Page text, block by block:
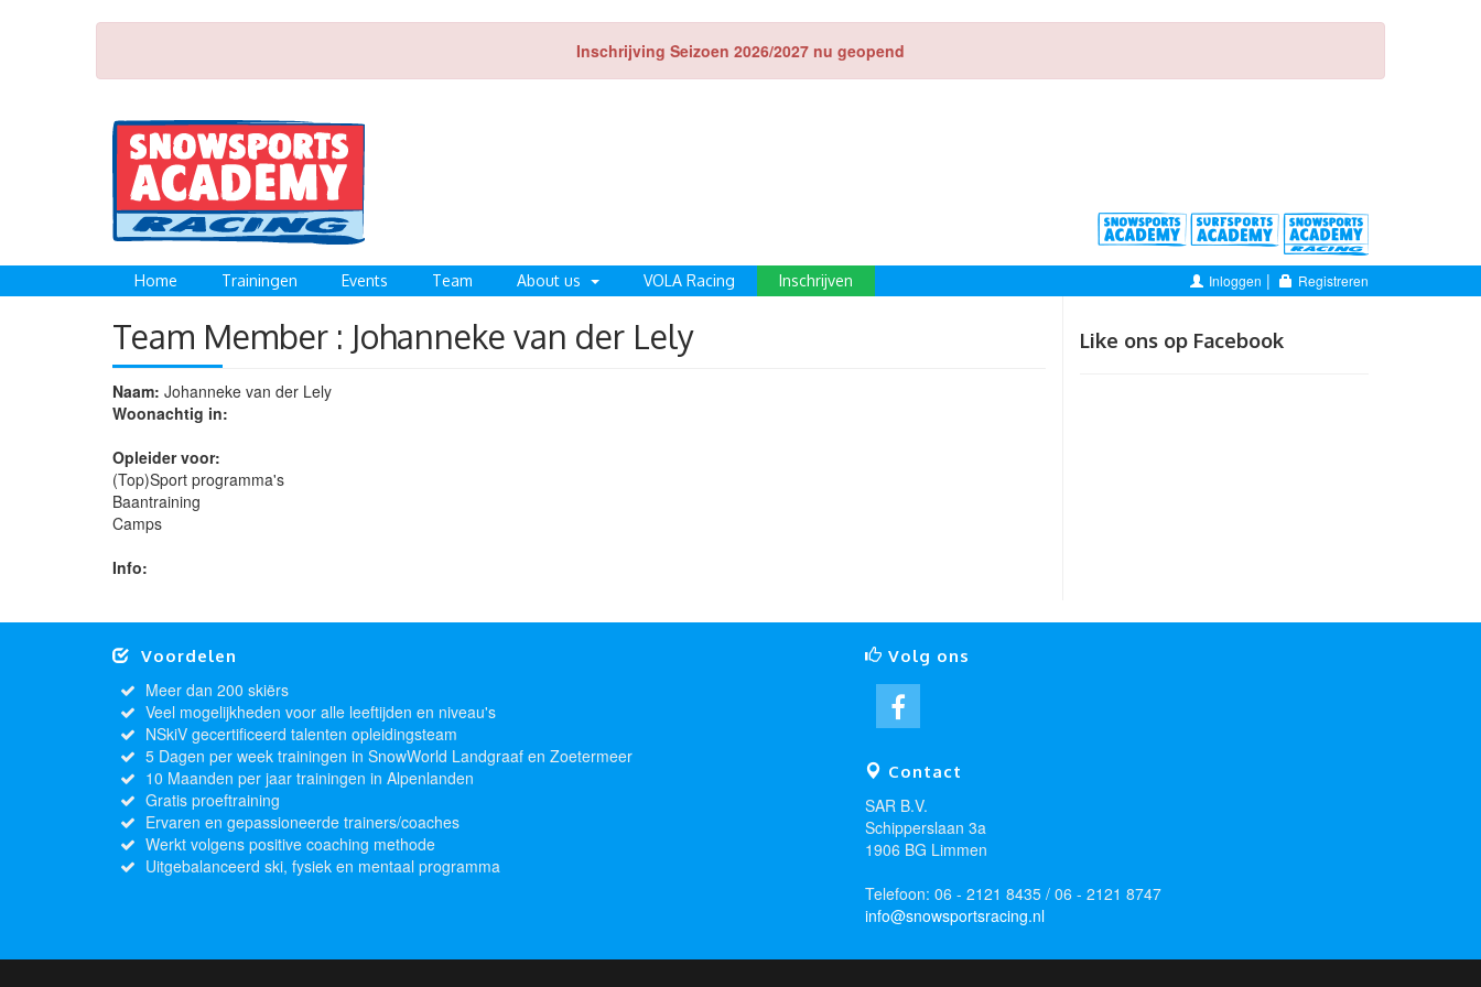
Inschrijving Seizoen 2026/2027 nu geopend
Home Trainingen Events Team About us VOLA Racing Inschrijven Inloggen | Registreren
Team Member : Johanneke van der Lely
Naam: Johanneke van der Lely
Woonachtig in:
Opleider voor:
(Top)Sport programma's
Baantraining
Camps
Info:
Like ons op Facebook
Voordelen
Meer dan 200 skiërs
Veel mogelijkheden voor alle leeftijden en niveau's
NSkiV gecertificeerd talenten opleidingsteam
5 Dagen per week trainingen in SnowWorld Landgraaf en Zoetermeer
10 Maanden per jaar trainingen in Alpenlanden
Gratis proeftraining
Ervaren en gepassioneerde trainers/coaches
Werkt volgens positive coaching methode
Uitgebalanceerd ski, fysiek en mentaal programma
Volg ons
Contact
SAR B.V.
Schipperslaan 3a
1906 BG Limmen
Telefoon: 06 - 2121 8435 / 06 - 2121 8747
info@snowsportsracing.nl